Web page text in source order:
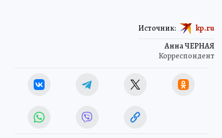
Анна ЧЕРНАЯ
Корреспондент
Источник: kp.ru